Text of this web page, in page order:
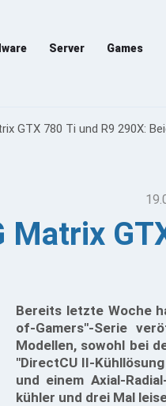
Server Games
GTX 780 Ti und R9 290X:
Matrix
Bereits letzte Woche
of-Gamers"-Serie
Modellen, sowohl bei
"DirectCU II-
und einem Axial-
kühler und drei Mal